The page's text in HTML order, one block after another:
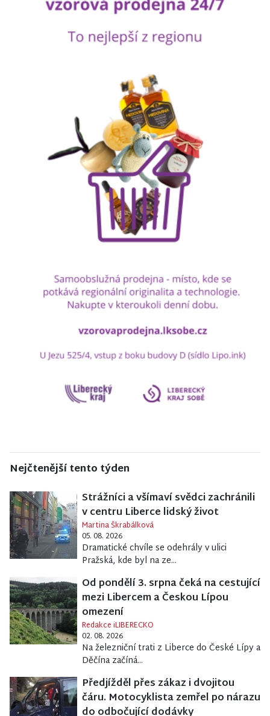
Nejčtenější tento týden
Strážníci a všímaví svědci zachránili
v centru Liberce lidský život
Martina Škrabálková
05. 08. 2026
Dramatické chvíle se odehrály v ulici
Pražská, kde byl na ze...
Od pondělí 3. srpna čeká na cestující
mezi Libercem a Českou Lípou
omezení
Redakce iLIBERECKO
02. 08. 2026
Na železniční trati z Liberce do České Lípy a
Děčína začíná...
Předjížděl přes zákaz i dvojitou
čáru. Motocyklista zemřel po nárazu